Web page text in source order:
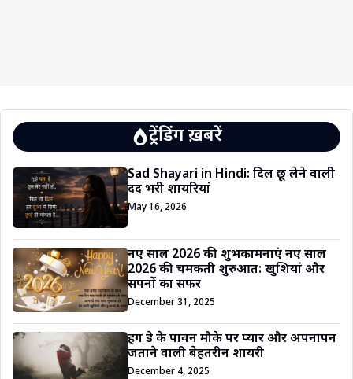
ट्रेंडिंग ख़बरें
Sad Shayari in Hindi: दिल छू लेने वाली
दर्द भरी शायरियां
May 16, 2026
नए साल 2026 की शुभकामनाएं नए साल
2026 की चमकती शुरुआत: खुशियां और
सपनों का सफर
December 31, 2025
हग डे के पावन मौके पर प्यार और अपनापन
जताने वाली बेहतरीन शायरी
December 4, 2025